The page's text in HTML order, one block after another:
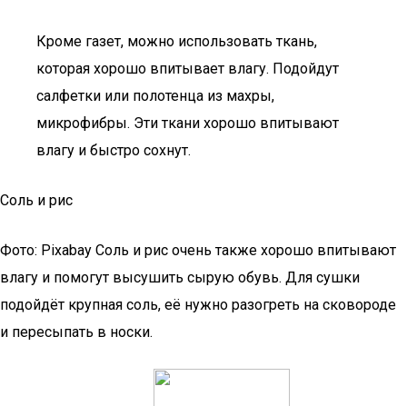
Кроме газет, можно использовать ткань,
которая хорошо впитывает влагу. Подойдут
салфетки или полотенца из махры,
микрофибры. Эти ткани хорошо впитывают
влагу и быстро сохнут.
Соль и рис
Фото: Pixabay Соль и рис очень также хорошо впитывают
влагу и помогут высушить сырую обувь. Для сушки
подойдёт крупная соль, её нужно разогреть на сковороде
и пересыпать в носки.